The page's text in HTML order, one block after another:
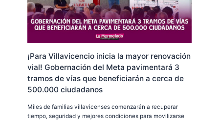
¡Para Villavicencio inicia la mayor renovación
vial! Gobernación del Meta pavimentará 3
tramos de vías que beneficiarán a cerca de
500.000 ciudadanos
Miles de familias villavicenses comenzarán a recuperar
tiempo, seguridad y mejores condiciones para movilizarse